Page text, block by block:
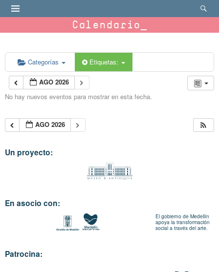
Calendario
Categorías Etiquetas:
AGO 2026
No hay nuevos eventos para mostrar en esta fecha.
AGO 2026
Un proyecto:
En asocio con:
El gobierno de Medellín
apoya la transformación
social a través del arte.
Patrocina: